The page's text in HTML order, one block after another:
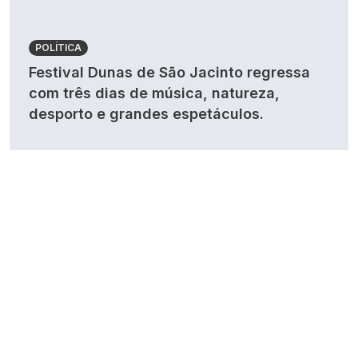
POLÍTICA
Festival Dunas de São Jacinto regressa
com três dias de música, natureza,
desporto e grandes espetáculos.